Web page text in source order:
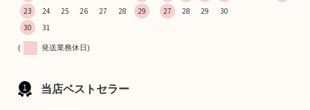
23
24 25 26 27 28
29
30
31
27
28 29 30
( 発送業務休日)
当店ベストセラー